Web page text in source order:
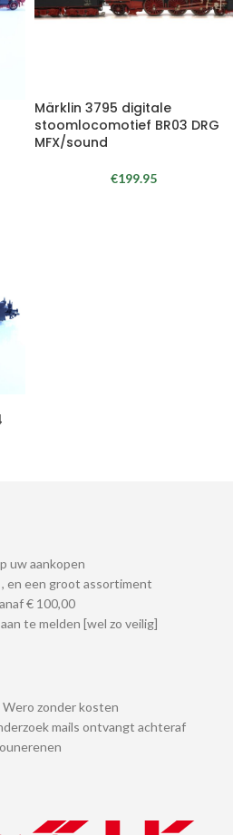
Märklin 3795 digitale
stoomlocomotief BR03 DRG
MFX/sound
€199.95
uw aankopen
en een groot assortiment
€ 100,00
te melden [wel zo veilig]
zonder kosten
mails ontvangt achteraf